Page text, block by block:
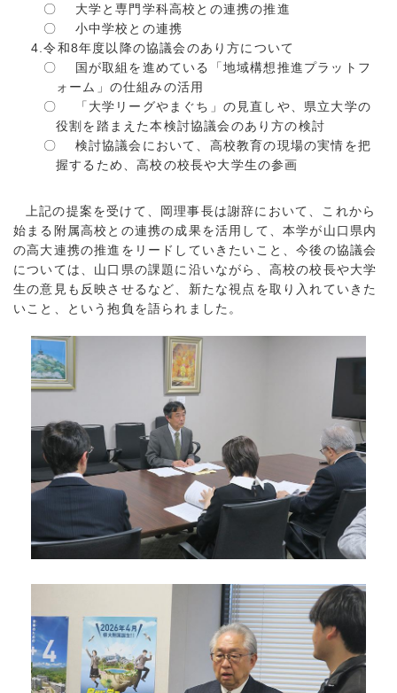
〇 大学と専門学科高校との連携の推進
〇 小中学校との連携
4.令和8年度以降の協議会のあり方について
〇 国が取組を進めている「地域構想推進プラットフ
ォーム」の仕組みの活用
〇 「大学リーグやまぐち」の見直しや、県立大学の
役割を踏まえた本検討協議会のあり方の検討
〇 検討協議会において、高校教育の現場の実情を把
握するため、高校の校長や大学生の参画
上記の提案を受けて、岡理事長は謝辞において、これから
始まる附属高校との連携の成果を活用して、本学が山口県内
の高大連携の推進をリードしていきたいこと、今後の協議会
については、山口県の課題に沿いながら、高校の校長や大学
生の意見も反映させるなど、新たな視点を取り入れていきた
いこと、という抱負を語られました。